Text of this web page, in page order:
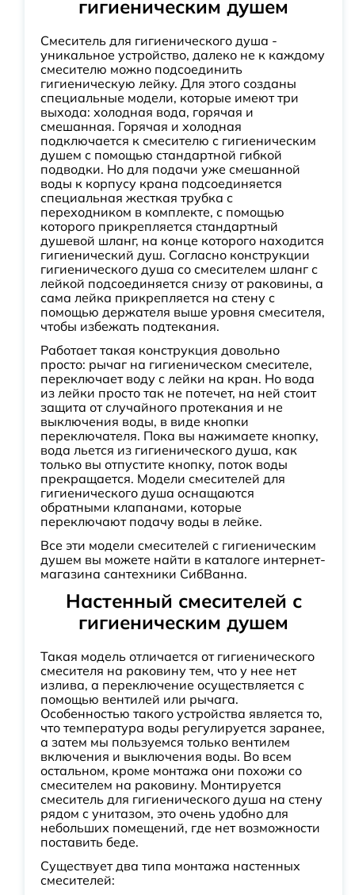
гигиеническим душем
Смеситель для гигиенического душа -
уникальное устройство, далеко не к каждому
смесителю можно подсоединить
гигиеническую лейку. Для этого созданы
специальные модели, которые имеют три
выхода: холодная вода, горячая и
смешанная. Горячая и холодная
подключается к смесителю с гигиеническим
душем с помощью стандартной гибкой
подводки. Но для подачи уже смешанной
воды к корпусу крана подсоединяется
специальная жесткая трубка с
переходником в комплекте, с помощью
которого прикрепляется стандартный
душевой шланг, на конце которого находится
гигиенический душ. Согласно конструкции
гигиенического душа со смесителем шланг с
лейкой подсоединяется снизу от раковины, а
сама лейка прикрепляется на стену с
помощью держателя выше уровня смесителя,
чтобы избежать подтекания.
Работает такая конструкция довольно
просто: рычаг на гигиеническом смесителе,
переключает воду с лейки на кран. Но вода
из лейки просто так не потечет, на ней стоит
защита от случайного протекания и не
выключения воды, в виде кнопки
переключателя. Пока вы нажимаете кнопку,
вода льется из гигиенического душа, как
только вы отпустите кнопку, поток воды
прекращается. Модели смесителей для
гигиенического душа оснащаются
обратными клапанами, которые
переключают подачу воды в лейке.
Все эти модели смесителей с гигиеническим
душем вы можете найти в каталоге интернет-
магазина сантехники СибВанна.
Настенный смесителей с
гигиеническим душем
Такая модель отличается от гигиенического
смесителя на раковину тем, что у нее нет
излива, а переключение осуществляется с
помощью вентилей или рычага.
Особенностью такого устройства является то,
что температура воды регулируется заранее,
а затем мы пользуемся только вентилем
включения и выключения воды. Во всем
остальном, кроме монтажа они похожи со
смесителем на раковину. Монтируется
смеситель для гигиенического душа на стену
рядом с унитазом, это очень удобно для
небольших помещений, где нет возможности
поставить беде.
Существует два типа монтажа настенных
смесителей: